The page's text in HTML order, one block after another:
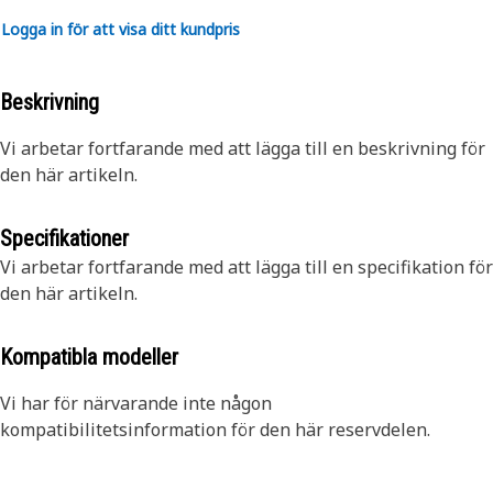
Logga in för att visa ditt kundpris
Beskrivning
Vi arbetar fortfarande med att lägga till en beskrivning för
den här artikeln.
Specifikationer
Vi arbetar fortfarande med att lägga till en specifikation för
den här artikeln.
Kompatibla modeller
Vi har för närvarande inte någon
kompatibilitetsinformation för den här reservdelen.